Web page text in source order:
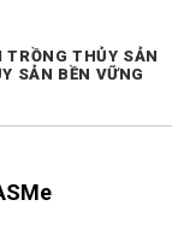
TRỒNG THỦY SẢN
SẢN BỀN VỮNG